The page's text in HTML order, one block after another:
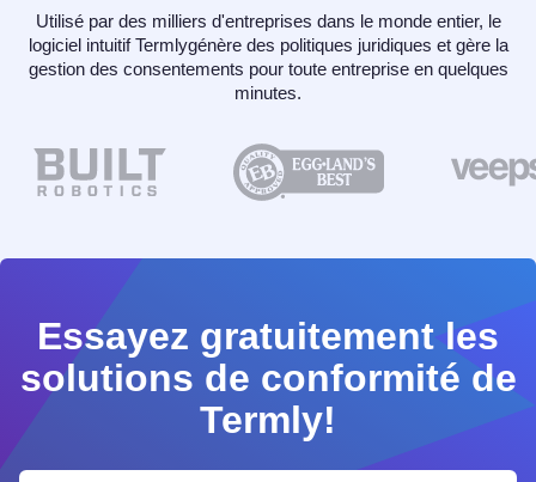
Utilisé par des milliers d'entreprises dans le monde entier, le
logiciel intuitif Termlygénère des politiques juridiques et gère la
gestion des consentements pour toute entreprise en quelques
minutes.
Essayez gratuitement les
solutions de conformité de
Termly!